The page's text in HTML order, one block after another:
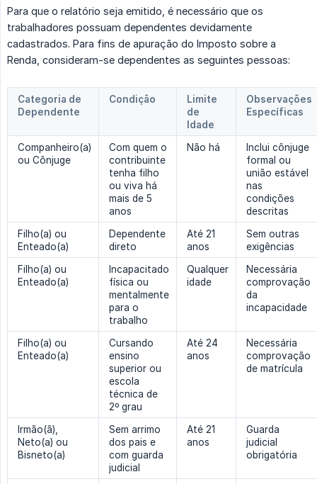
Para que o relatório seja emitido, é necessário que os
trabalhadores possuam dependentes devidamente
cadastrados. Para fins de apuração do Imposto sobre a
Renda, consideram-se dependentes as seguintes pessoas:
Categoria de
Dependente
Condição
Limite
de
Idade
Observações
Específicas
Companheiro(a)
ou Cônjuge
Com quem o
contribuinte
tenha filho
ou viva há
mais de 5
anos
Não há
Inclui cônjuge
formal ou
união estável
nas
condições
descritas
Filho(a) ou
Enteado(a)
Dependente
direto
Até 21
anos
Sem outras
exigências
Filho(a) ou
Enteado(a)
Incapacitado
física ou
mentalmente
para o
trabalho
Qualquer
idade
Necessária
comprovação
da
incapacidade
Filho(a) ou
Enteado(a)
Cursando
ensino
superior ou
escola
técnica de
2º grau
Até 24
anos
Necessária
comprovação
de matrícula
Irmão(ã),
Neto(a) ou
Bisneto(a)
Sem arrimo
dos pais e
com guarda
judicial
Até 21
anos
Guarda
judicial
obrigatória